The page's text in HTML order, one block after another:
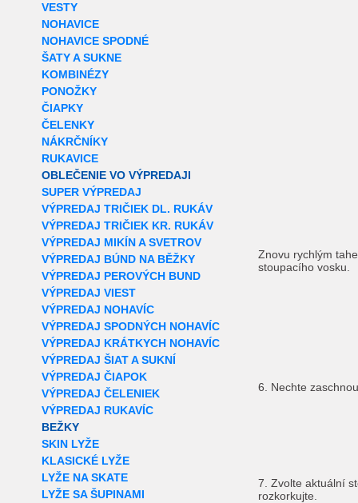
VESTY
NOHAVICE
NOHAVICE SPODNÉ
ŠATY A SUKNE
KOMBINÉZY
PONOŽKY
ČIAPKY
ČELENKY
NÁKRČNÍKY
RUKAVICE
OBLEČENIE VO VÝPREDAJI
SUPER VÝPREDAJ
VÝPREDAJ TRIČIEK DL. RUKÁV
VÝPREDAJ TRIČIEK KR. RUKÁV
VÝPREDAJ MIKÍN A SVETROV
VÝPREDAJ BÚND NA BĚŽKY
VÝPREDAJ PEROVÝCH BUND
VÝPREDAJ VIEST
VÝPREDAJ NOHAVÍC
VÝPREDAJ SPODNÝCH NOHAVÍC
VÝPREDAJ KRÁTKYCH NOHAVÍC
VÝPREDAJ ŠIAT A SUKNÍ
VÝPREDAJ ČIAPOK
VÝPREDAJ ČELENIEK
VÝPREDAJ RUKAVÍC
BEŽKY
SKIN LYŽE
KLASICKÉ LYŽE
LYŽE NA SKATE
LYŽE SA ŠUPINAMI
Znovu rychlým
stoupacího vosku.
6. Nechte
7. Zvolte aktuální
rozkorkujte.